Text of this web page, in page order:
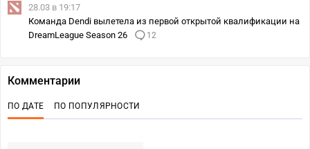
28.03 в 19:17
Команда Dendi вылетела из первой открытой квалификации на
DreamLeague Season 26
12
Комментарии
ПО ДАТЕ ПО ПОПУЛЯРНОСТИ